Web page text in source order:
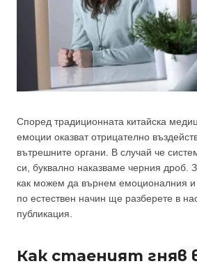
Според традиционната китайска
емоции оказват отрицателно
вътрешните органи. В случай че
си, буквално наказваме черния дроб.
как можем да върнем емоционалния
по естествен начин ще разберете в
публикация.
Как стаеният гняв